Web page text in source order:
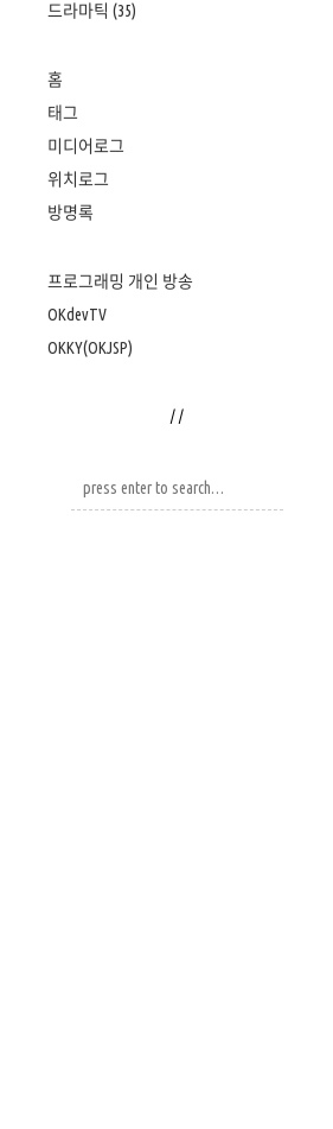
드라마틱 (35)
홈
태그
미디어로그
위치로그
방명록
프로그래밍 개인 방송
OKdevTV
OKKY(OKJSP)
/ /